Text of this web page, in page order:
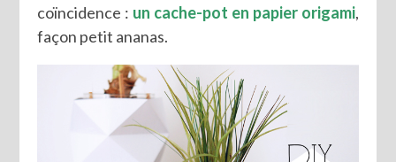
coïncidence : un cache-pot en papier origami,
façon petit ananas.